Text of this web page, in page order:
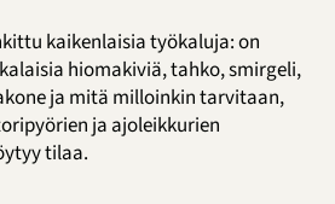
kaikenlaisia työkaluja: on
hiomakiviä, tahko, smirgeli,
ja mitä milloinkin tarvitaan,
ja ajoleikkurien
tilaa.